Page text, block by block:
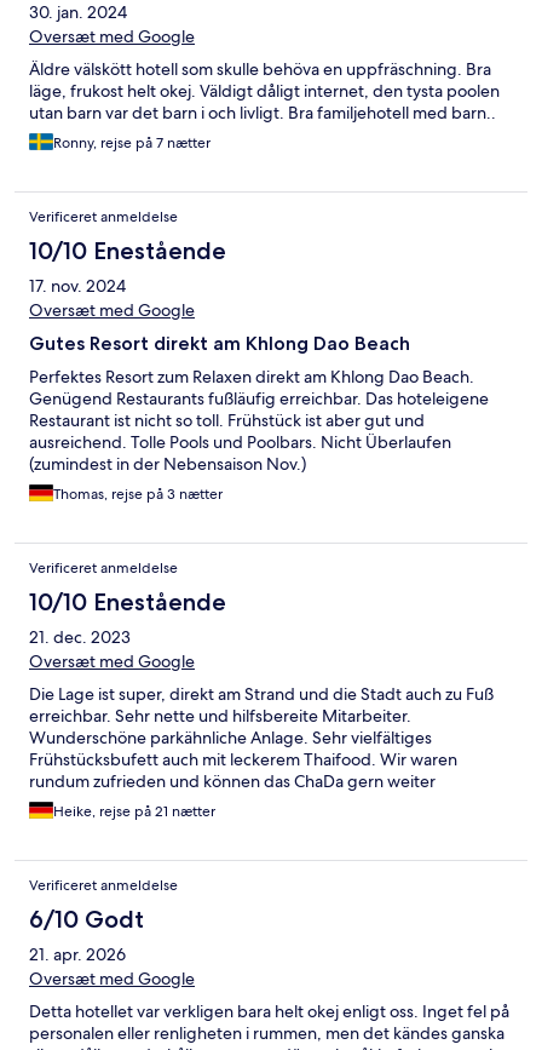
30. jan. 2024
Oversæt med Google
Äldre välskött hotell som skulle behöva en uppfräschning. Bra
läge, frukost helt okej. Väldigt dåligt internet, den tysta poolen
utan barn var det barn i och livligt. Bra familjehotell med barn..
Ronny, rejse på 7 nætter
Verificeret anmeldelse
10/10 Enestående
17. nov. 2024
Oversæt med Google
Gutes Resort direkt am Khlong Dao Beach
Perfektes Resort zum Relaxen direkt am Khlong Dao Beach.
Genügend Restaurants fußläufig erreichbar. Das hoteleigene
Restaurant ist nicht so toll. Frühstück ist aber gut und
ausreichend. Tolle Pools und Poolbars. Nicht Überlaufen
(zumindest in der Nebensaison Nov.)
Thomas, rejse på 3 nætter
Verificeret anmeldelse
10/10 Enestående
21. dec. 2023
Oversæt med Google
Die Lage ist super, direkt am Strand und die Stadt auch zu Fuß
erreichbar. Sehr nette und hilfsbereite Mitarbeiter.
Wunderschöne parkähnliche Anlage. Sehr vielfältiges
Frühstücksbufett auch mit leckerem Thaifood. Wir waren
rundum zufrieden und können das ChaDa gern weiter
empfehlen.
Heike, rejse på 21 nætter
Verificeret anmeldelse
6/10 Godt
21. apr. 2026
Oversæt med Google
Detta hotellet var verkligen bara helt okej enligt oss. Inget fel på
personalen eller renligheten i rummen, men det kändes ganska